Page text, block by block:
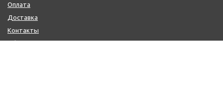
Оплата
Доставка
Контакты
Обмен и возврат